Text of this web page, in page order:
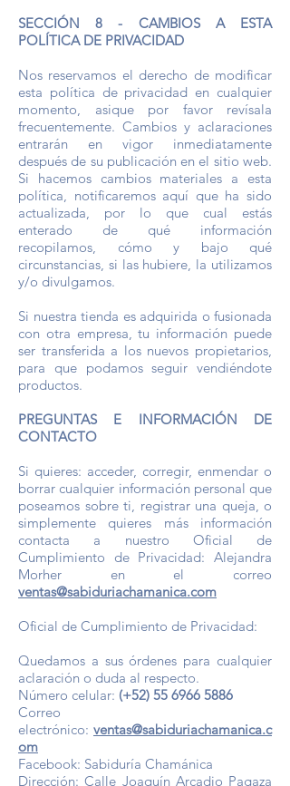
SECCIÓN 8 - CAMBIOS A ESTA
POLÍTICA DE PRIVACIDAD
Nos reservamos el derecho de modificar
esta política de privacidad en cualquier
momento, asique por favor revísala
frecuentemente. Cambios y aclaraciones
entrarán en vigor inmediatamente
después de su publicación en el sitio web.
Si hacemos cambios materiales a esta
política, notificaremos aquí que ha sido
actualizada, por lo que cual estás
enterado de qué información
recopilamos, cómo y bajo qué
circunstancias, si las hubiere, la utilizamos
y/o divulgamos.
Si nuestra tienda es adquirida o fusionada
con otra empresa, tu información puede
ser transferida a los nuevos propietarios,
para que podamos seguir vendiéndote
productos.
PREGUNTAS E INFORMACIÓN DE
CONTACTO
Si quieres: acceder, corregir, enmendar o
borrar cualquier información personal que
poseamos sobre ti, registrar una queja, o
simplemente quieres más información
contacta a nuestro Oficial de
Cumplimiento de Privacidad: Alejandra
Morher en el correo
ventas@sabiduriachamanica.com
Oficial de Cumplimiento de Privacidad:
Quedamos a sus órdenes para cualquier
aclaración o duda al respecto.
Número celular: (+52) 55 6966 5886
Correo
electrónico: ventas@sabiduriachamanica.c
om
Facebook: Sabiduría Chamánica
Dirección: Calle Joaquín Arcadio Pagaza